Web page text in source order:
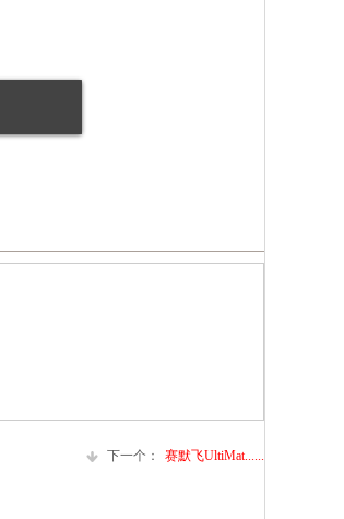
下一个： 赛默飞UltiMat......